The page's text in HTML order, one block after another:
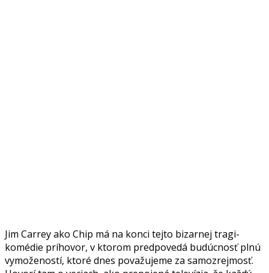
Jim Carrey ako Chip má na konci tejto bizarnej tragi-
komédie príhovor, v ktorom predpovedá budúcnosť plnú
vymožeností, ktoré dnes považujeme za samozrejmosť.